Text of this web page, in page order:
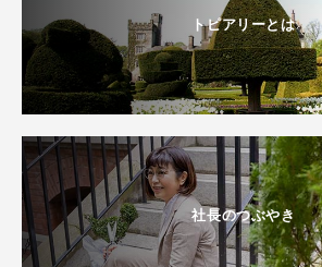
トピアリーとは
社長のつぶやき